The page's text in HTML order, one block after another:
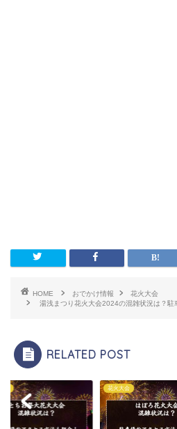
HOME おでかけ情報
花火大会
湯浅まつり花火大会2024の混雑状況は？駐
RELATED POST
花火大会